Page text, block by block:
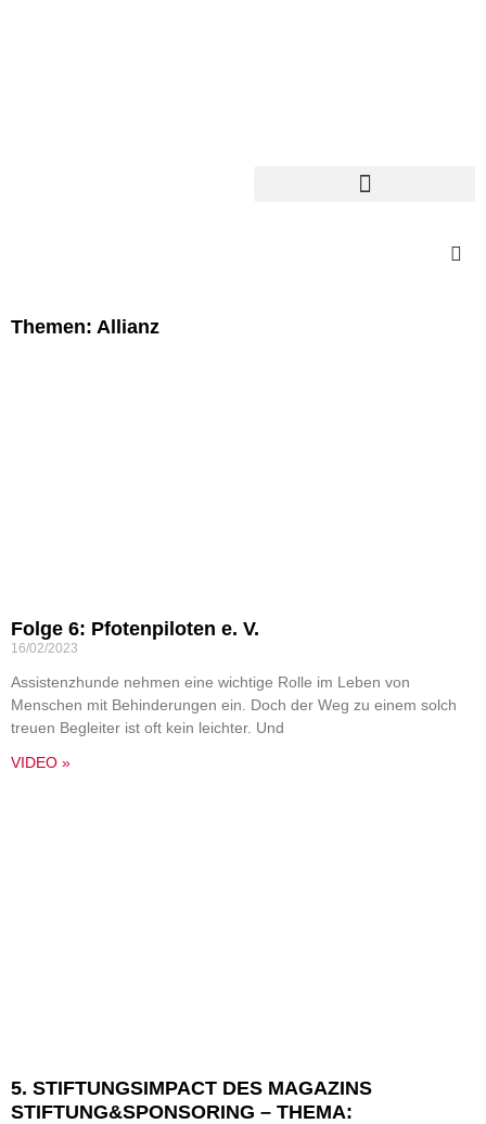
Themen: Allianz
Folge 6: Pfotenpiloten e. V.
16/02/2023
Assistenzhunde nehmen eine wichtige Rolle im Leben von
Menschen mit Behinderungen ein. Doch der Weg zu einem solch
treuen Begleiter ist oft kein leichter. Und
VIDEO »
5. STIFTUNGSIMPACT DES MAGAZINS
STIFTUNG&SPONSORING – THEMA: